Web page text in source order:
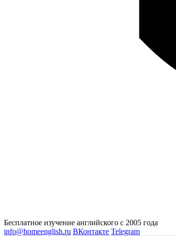
Бесплатное изучение английского с 2005 года
info@homeenglish.ru ВКонтакте Telegram